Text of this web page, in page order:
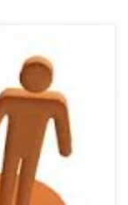
En Prè-
D1 Adrien termine
termine 1ère
11ème et se
[…]